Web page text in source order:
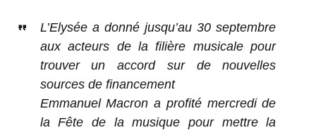
L’Elysée a donné jusqu’au 30 septembre
aux acteurs de la filière musicale pour
trouver un accord sur de nouvelles
sources de financement
Emmanuel Macron a profité mercredi de
la Fête de la musique pour mettre la